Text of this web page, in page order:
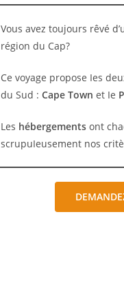
Vous avez toujours rêvé
région du Cap?
Ce voyage propose Ies
du Sud : Cape Town et Ie
Les hébergements ont
scrupuIeusement nos